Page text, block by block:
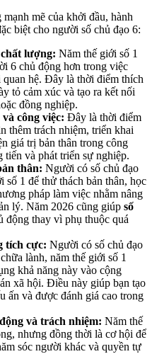
mẽ của khởi đầu, hành
biệt cho người số chủ đạo 6:
lượng: Năm thế giới số 1
6 chủ động hơn trong việc
hệ. Đây là thời điểm thích
tỏ cảm xúc và tạo ra kết nối
đồng nghiệp.
công việc: Đây là thời điểm
thêm trách nhiệm, triển khai
giá trị bản thân trong công
và phát triển sự nghiệp.
thân: Người có số chủ đạo
số 1 để thử thách bản thân, học
pháp làm việc nhằm nâng
lý. Năm 2026 cũng giúp số
động thay vì phụ thuộc quá
tích cực: Người có số chủ đạo
lành, năm thế giới số 1
khả năng này vào cộng
xã hội. Điều này giúp bạn tạo
ấn và được đánh giá cao trong
và trách nhiệm: Năm thế
nhưng đồng thời là cơ hội để
sóc người khác và quyền tự